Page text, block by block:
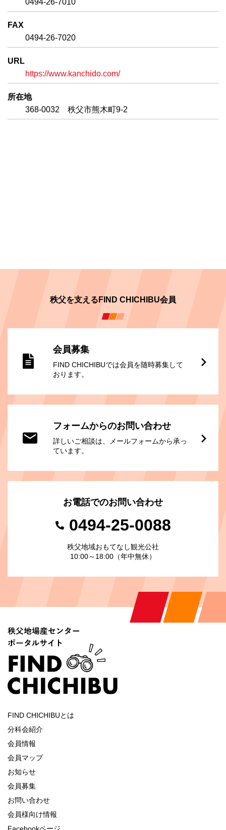
0494-26-7010
FAX
0494-26-7020
URL
https://www.kanchido.com/
所在地
368-0032 秩父市熊木町9-2
秩父を支えるFIND CHICHIBU会員
会員募集
FIND CHICHIBUでは会員を随時募集して
おります。
フォームからのお問い合わせ
詳しいご相談は、メールフォームから承っ
ています。
お電話でのお問い合わせ
0494-25-0088
秩父地域おもてなし観光公社
10:00～18:00（年中無休）
FIND CHICHIBUとは
分科会紹介
会員情報
会員マップ
お知らせ
会員募集
お問い合わせ
会員様向け情報